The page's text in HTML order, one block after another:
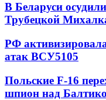
В Беларуси
Трубецкой
РФ
атак ВСУ5105
Польские F-16
шпион над